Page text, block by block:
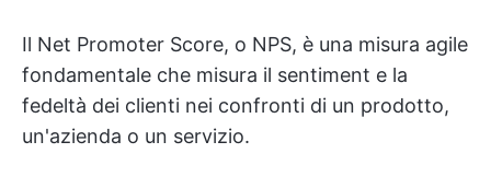
Il Net Promoter Score, o NPS, è una misura agile
fondamentale che misura il sentiment e la
fedeltà dei clienti nei confronti di un prodotto,
un'azienda o un servizio.